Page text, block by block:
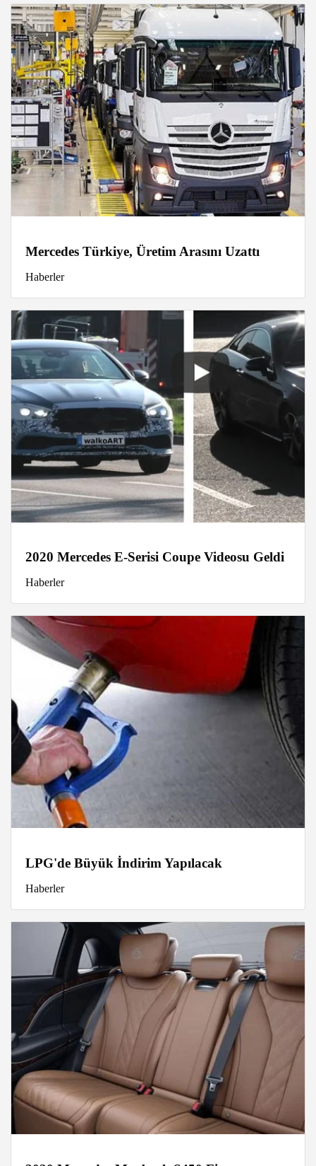
Mercedes Türkiye, Üretim Arasını Uzattı
Haberler
2020 Mercedes E-Serisi Coupe Videosu Geldi
Haberler
LPG'de Büyük İndirim Yapılacak
Haberler